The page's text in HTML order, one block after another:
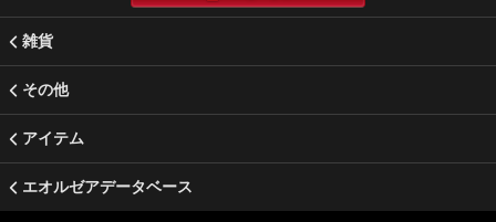
雑貨
その他
アイテム
エオルゼアデータベース